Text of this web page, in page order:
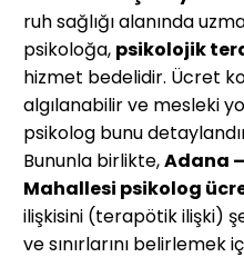
ruh sağlığı alanında
psikoloğa, psikolojik
hizmet bedelidir. Ücret
algılanabilir ve mesleki
psikolog bunu
Bununla birlikte,Adana
Mahallesi psikolog
ilişkisini (terapötik ilişki)
ve sınırlarını belirlemek